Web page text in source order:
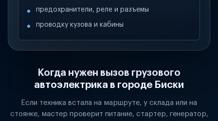
предохранители, реле и разъемы
проводку кузова и кабины
Когда нужен вызов грузового
автоэлектрика в городе Биски
Если техника встала на маршруте, у склада или на
стоянке, мастер проверит питание, стартер, генератор,